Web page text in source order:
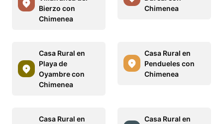
Bierzo con
Chimenea
Chimenea
Casa Rural en
Playa de
Oyambre con
Chimenea
Casa Rural en
Pendueles con
Chimenea
Casa Rural en
Casa Rural en